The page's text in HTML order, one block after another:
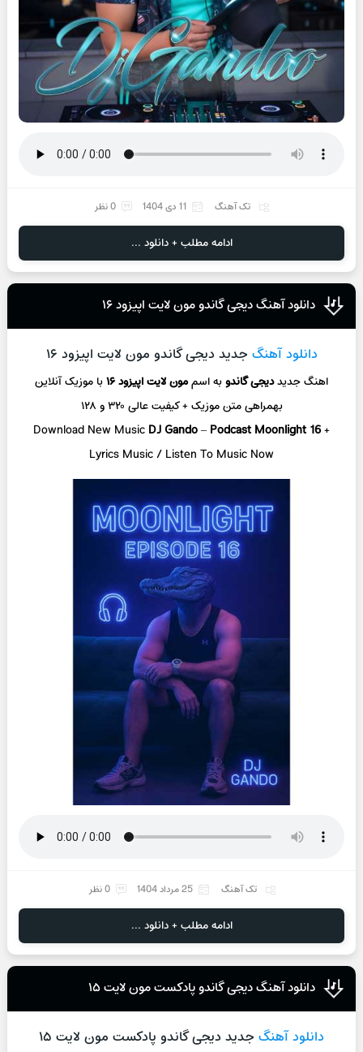
تک آهنگ 11 دی 1404 0 نظر
ادامه مطلب + دانلود ...
دانلود آهنگ دیجی گاندو مون لایت اپیزود ۱۶
دانلود آهنگ جدید دیجی گاندو مون لایت اپیزود ۱۶
اهنگ جدیددیجی گاندوبه اسممون لایت اپیزود ۱۶
با موزیک آنلاین
بهمراهی متن موزیک + کیفیت عالی ۳۲۰ و ۱۲۸
Download New Music DJ Gando– Podcast Moonlight 16+
Lyrics Music / Listen To Music Now
تک آهنگ 25 مرداد 1404 0 نظر
ادامه مطلب + دانلود ...
دانلود آهنگ دیجی گاندو پادکست مون لایت ۱۵
دانلود آهنگ جدید دیجی گاندو پادکست مون لایت ۱۵